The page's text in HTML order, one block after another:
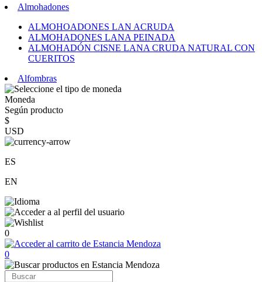
Almohadones
ALMOHOADONES LAN ACRUDA
ALMOHADONES LANA PEINADA
ALMOHADÓN CISNE LANA CRUDA NATURAL CON
CUERITOS
Alfombras
Moneda
Según producto
$
USD
ES
EN
0
0